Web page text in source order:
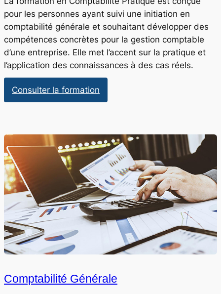
pour les personnes ayant suivi une initiation en
comptabilité générale et souhaitant développer des
compétences concrètes pour la gestion comptable
d’une entreprise. Elle met l’accent sur la pratique et
l’application des connaissances à des cas réels.
Consulter la formation
Comptabilité
Comptabilité Générale